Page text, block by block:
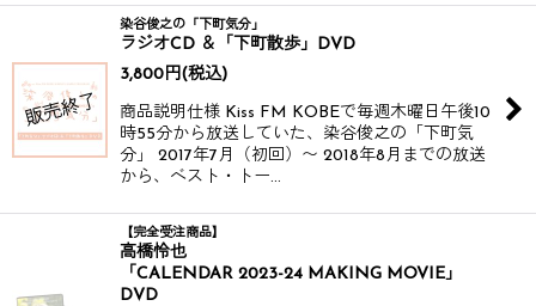
染谷俊之の「下町気分」
ラジオCD ＆「下町散歩」DVD
3,800 円(税込)
商品説明仕様 Kiss FM KOBEで毎週木曜日午後10
時55分から放送していた、染谷俊之の「下町気
分」 2017年7月（初回）〜 2018年8月までの放送
から、ベスト・トー…
【完全受注商品】
高橋怜也
「CALENDAR 2023-24 MAKING MOVIE」
DVD